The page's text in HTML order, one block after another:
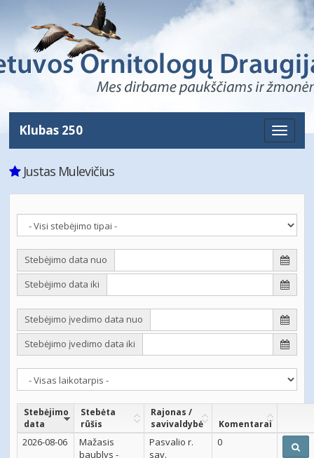
Toggle
Klubas 250
Justas Mulevičius
Stebėjimo data nuo
Stebėjimo data iki
Stebėjimo įvedimo data nuo
Stebėjimo įvedimo data iki
Stebėjimo
data
Stebėta
rūšis
Rajonas /
savivaldybė
Komentarai
2026-08-06
Mažasis
baublys -
Pasvalio r.
sav.
0